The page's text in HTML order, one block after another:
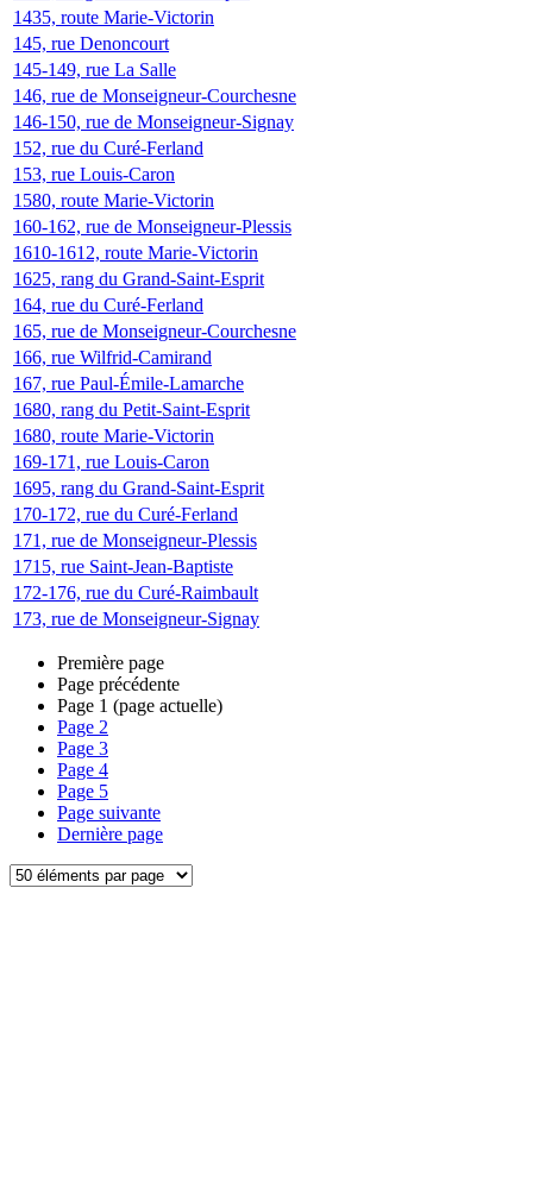
1435, route Marie-Victorin
145, rue Denoncourt
145-149, rue La Salle
146, rue de Monseigneur-Courchesne
146-150, rue de Monseigneur-Signay
152, rue du Curé-Ferland
153, rue Louis-Caron
1580, route Marie-Victorin
160-162, rue de Monseigneur-Plessis
1610-1612, route Marie-Victorin
1625, rang du Grand-Saint-Esprit
164, rue du Curé-Ferland
165, rue de Monseigneur-Courchesne
166, rue Wilfrid-Camirand
167, rue Paul-Émile-Lamarche
1680, rang du Petit-Saint-Esprit
1680, route Marie-Victorin
169-171, rue Louis-Caron
1695, rang du Grand-Saint-Esprit
170-172, rue du Curé-Ferland
171, rue de Monseigneur-Plessis
1715, rue Saint-Jean-Baptiste
172-176, rue du Curé-Raimbault
173, rue de Monseigneur-Signay
Première page
Page précédente
Page 1 (page actuelle)
Page 2
Page 3
Page 4
Page 5
Page suivante
Dernière page